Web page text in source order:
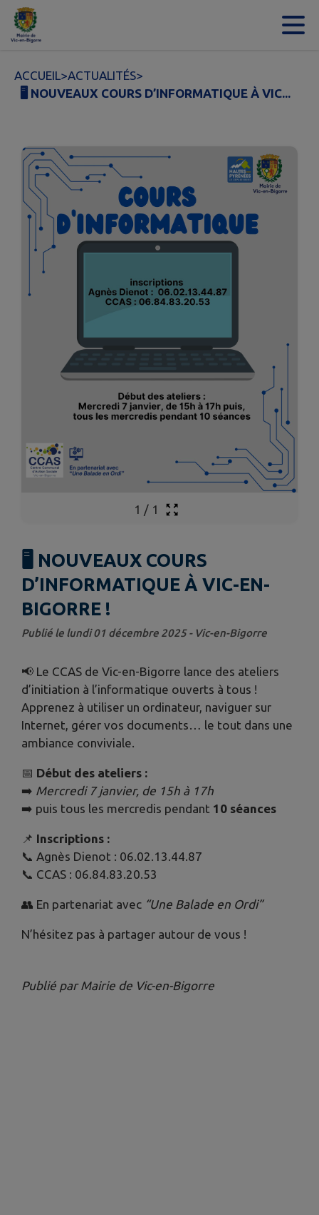
Contenu
ACCUEIL>ACTUALITÉS>
🖥️ NOUVEAUX COURS D’INFORMATIQUE À VIC...
1 / 1
🖥️ NOUVEAUX COURS
D’INFORMATIQUE À VIC-EN-
BIGORRE !
Publié le lundi 01 décembre 2025 - Vic-en-Bigorre
📢 Le CCAS de Vic-en-Bigorre lance des ateliers
d’initiation à l’informatique ouverts à tous !
Apprenez à utiliser un ordinateur, naviguer sur
Internet, gérer vos documents… le tout dans une
ambiance conviviale.
📅 Début des ateliers :
➡️ Mercredi 7 janvier, de 15h à 17h
➡️ puis tous les mercredis pendant 10 séances
📌 Inscriptions :
📞 Agnès Dienot : 06.02.13.44.87
📞 CCAS : 06.84.83.20.53
👥 En partenariat avec “Une Balade en Ordi”
N’hésitez pas à partager autour de vous !
Publié par Mairie de Vic-en-Bigorre